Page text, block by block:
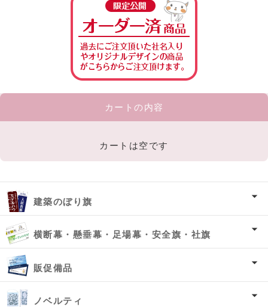
カートの内容
カートは空です
建築のぼり旗
横断幕・懸垂幕・足場幕・安全旗・社旗
販促備品
ノベルティ